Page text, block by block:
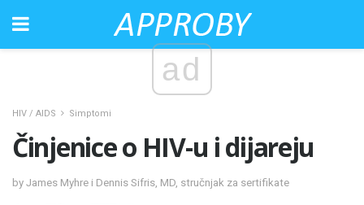
ad
HIV / AIDS Simptomi
Činjenice o HIV-u i dijareju
by James Myhre i Dennis Sifris, MD, stručnjak za sertifikate